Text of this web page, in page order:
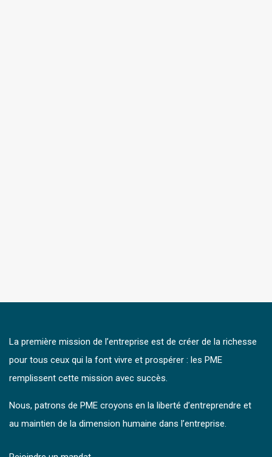
La première mission de l’entreprise est de créer de la richesse
pour tous ceux qui la font vivre et prospérer : les PME
remplissent cette mission avec succès.
Nous, patrons de PME croyons en la liberté d’entreprendre et
au maintien de la dimension humaine dans l’entreprise.